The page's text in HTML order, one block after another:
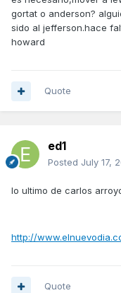
gortat o anderson?
sido al jefferson.hace
howard
Quote
ed1
Posted July 17,
lo ultimo de carlos
http://
Quote